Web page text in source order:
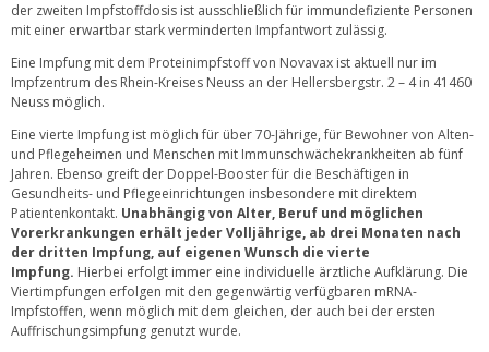
der zweiten Impfstoffdosis ist ausschließlich für immundefiziente Personen
mit einer erwartbar stark verminderten Impfantwort zulässig.
Eine Impfung mit dem Proteinimpfstoff von Novavax ist aktuell nur im
Impfzentrum des Rhein-Kreises Neuss an der Hellersbergstr. 2 – 4 in 41460
Neuss möglich.
Eine vierte Impfung ist möglich für über 70-Jährige, für Bewohner von Alten-
und Pflegeheimen und Menschen mit Immunschwächekrankheiten ab fünf
Jahren. Ebenso greift der Doppel-Booster für die Beschäftigen in
Gesundheits- und Pflegeeinrichtungen insbesondere mit direktem
Patientenkontakt. Unabhängig von Alter, Beruf und möglichen
Vorerkrankungen erhält jeder Volljährige, ab drei Monaten nach
der dritten Impfung, auf eigenen Wunsch die vierte
Impfung. Hierbei erfolgt immer eine individuelle ärztliche Aufklärung. Die
Viertimpfungen erfolgen mit den gegenwärtig verfügbaren mRNA-
Impfstoffen, wenn möglich mit dem gleichen, der auch bei der ersten
Auffrischungsimpfung genutzt wurde.